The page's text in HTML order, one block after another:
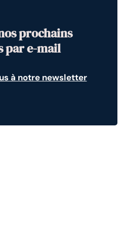
prochains
par e-mail
à notre newsletter